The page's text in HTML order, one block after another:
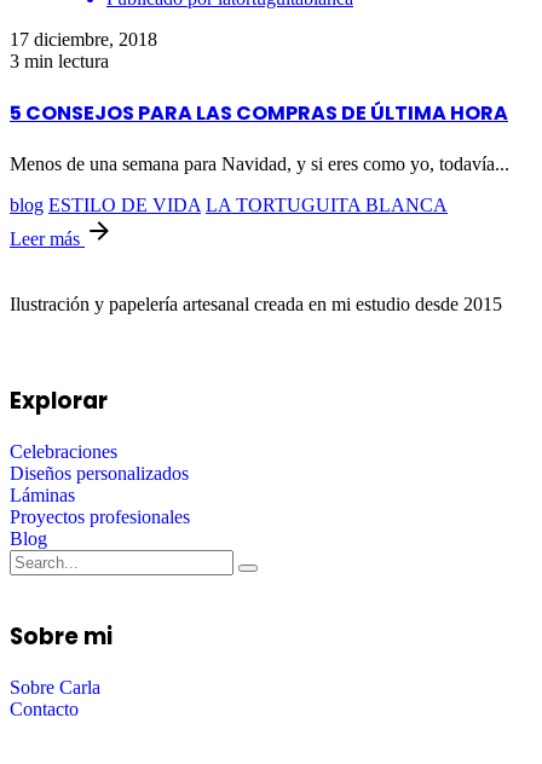
17 diciembre, 2018
3 min lectura
5 CONSEJOS PARA LAS COMPRAS DE ÚLTIMA HORA
Menos de una semana para Navidad, y si eres como yo, todavía...
blog ESTILO DE VIDA LA TORTUGUITA BLANCA
Leer más
Ilustración y papelería artesanal creada en mi estudio desde 2015
Explorar
Celebraciones
Diseños personalizados
Láminas
Proyectos profesionales
Blog
Sobre mi
Sobre Carla
Contacto